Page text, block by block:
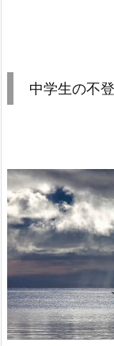
中学生の不